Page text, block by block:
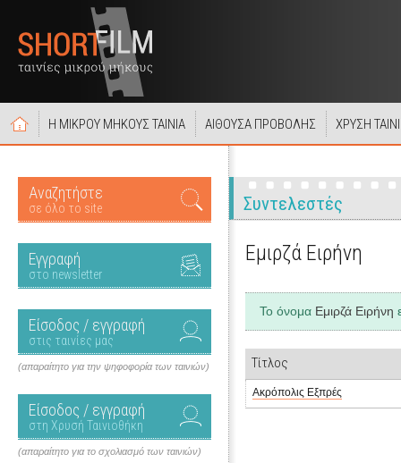
Η ΜΙΚΡΟΥ ΜΗΚΟΥΣ ΤΑΙΝΙΑ ΑΙΘΟΥΣΑ ΠΡΟΒΟΛΗΣ ΧΡΥΣΗ
Αναζητήστε
σε όλο το site
Εγγραφή
στο newsletter
Είσοδος / εγγραφή
στις ταινίες μας
(απαραίτητο για την ψηφοφορία των ταινιών)
Είσοδος / εγγραφή
στη Χρυσή Ταινιοθήκη
(απαραίτητο για το σχολιασμό των ταινιών)
Συντελεστές
Εμιρζά Ειρήνη
Το όνομα Εμιρζά Ειρήνη
Τίτλος
Ακρόπολις Εξπρές